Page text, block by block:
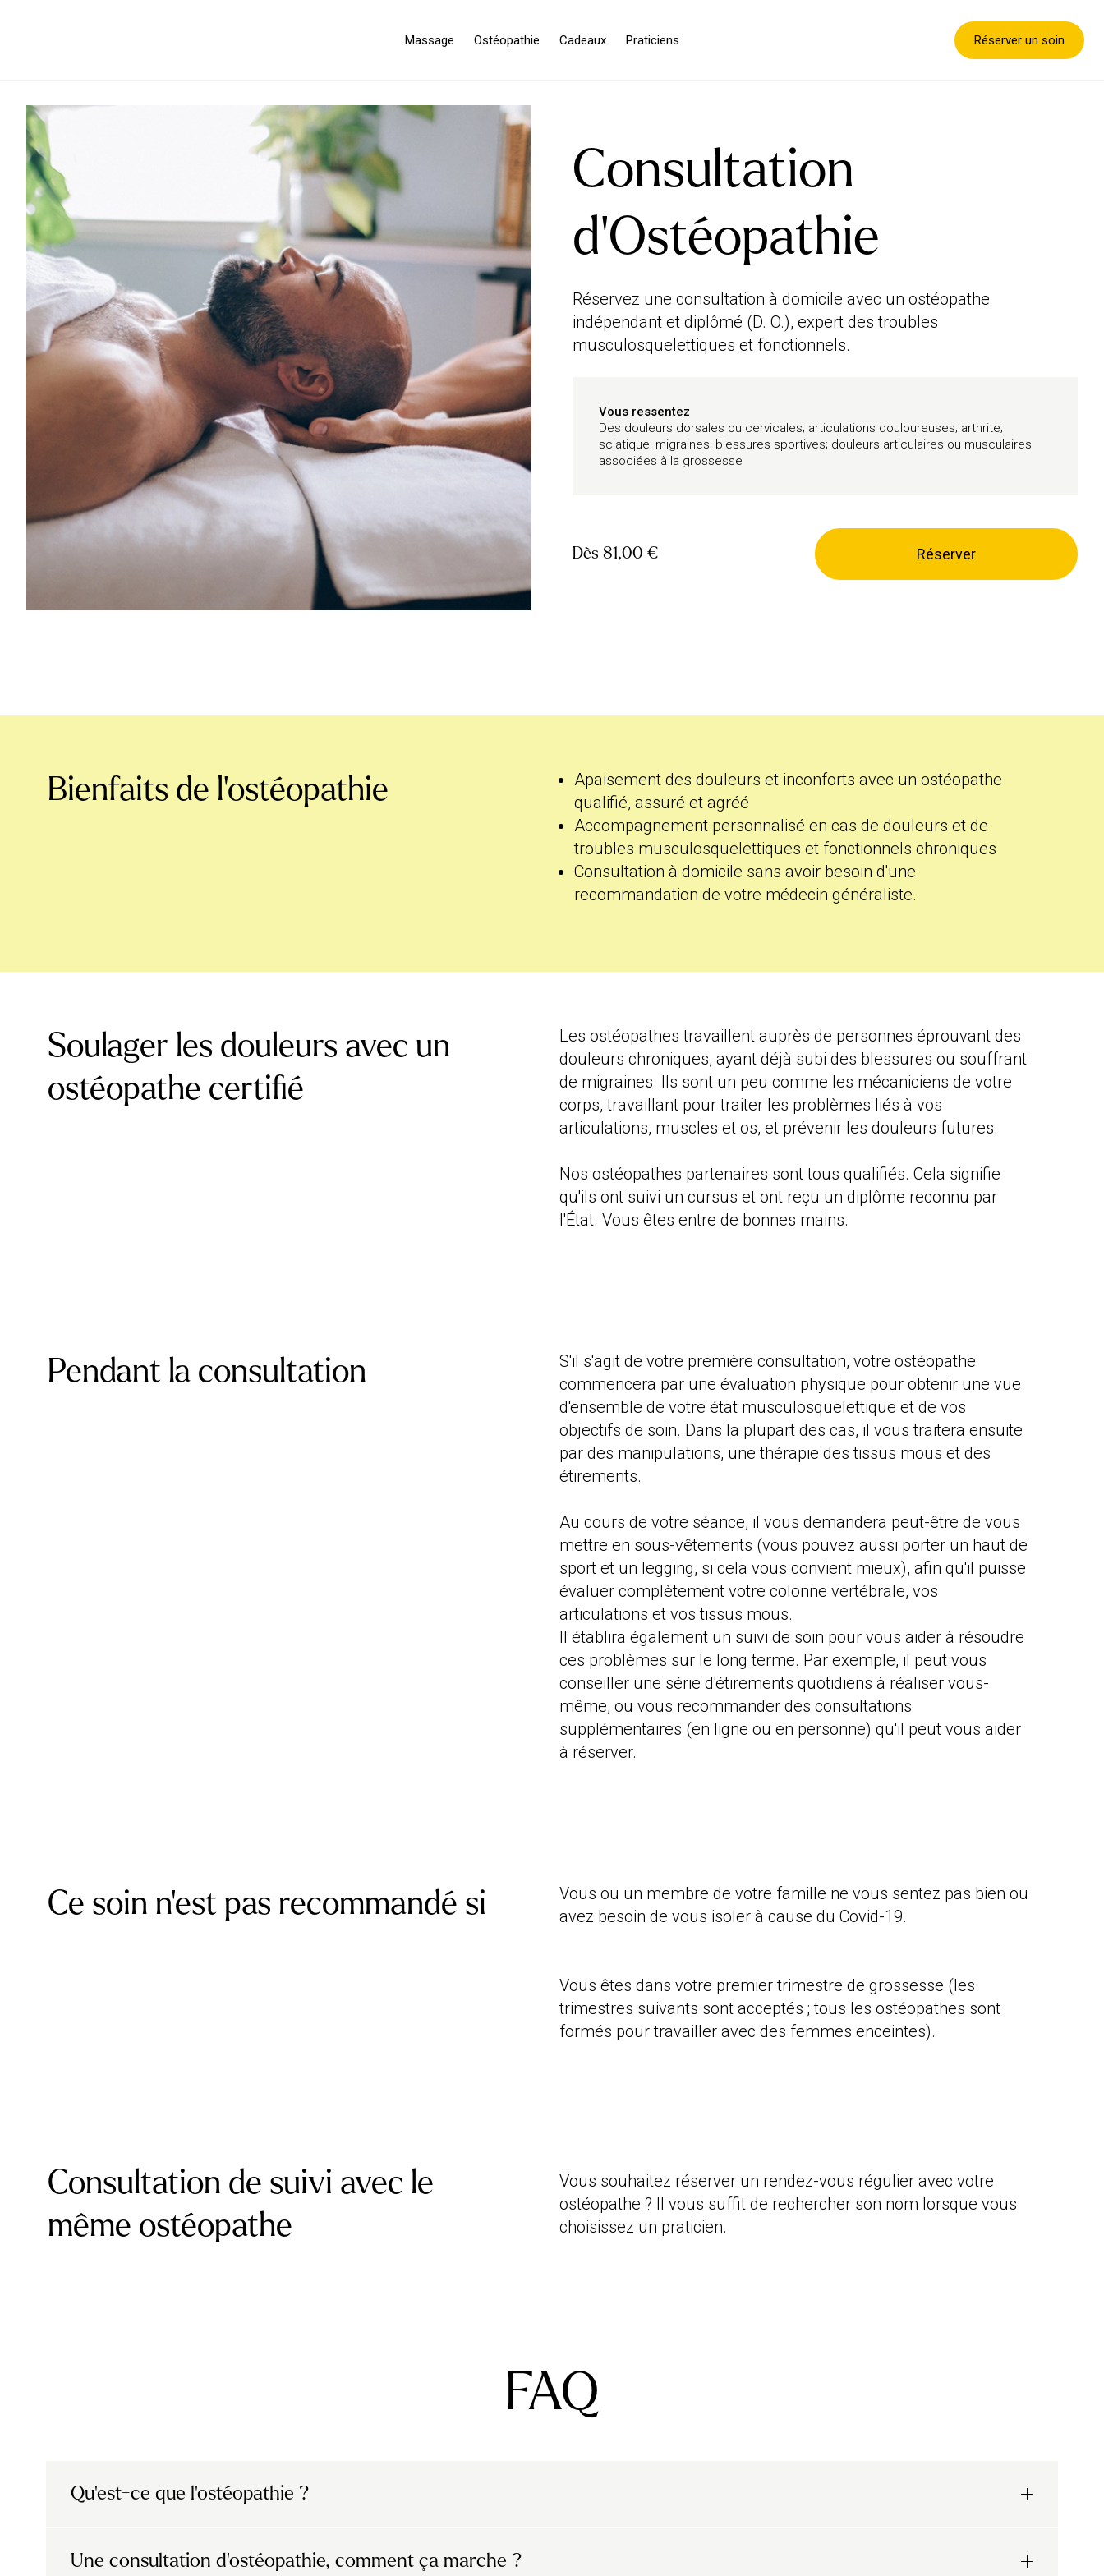
Massage Ostéopathie Cadeaux Praticiens Réserver un soin
Consultation
d'Ostéopathie
Réservez une consultation à domicile avec un ostéopathe
indépendant et diplômé (D. O.), expert des troubles
musculosquelettiques et fonctionnels.
Vous ressentez
Des douleurs dorsales ou cervicales; articulations douloureuses; arthrite;
sciatique; migraines; blessures sportives; douleurs articulaires ou musculaires
associées à la grossesse
Dès 81,00 € Réserver
Bienfaits de l'ostéopathie
Apaisement des douleurs et inconforts avec un ostéopathe
qualifié, assuré et agréé
Accompagnement personnalisé en cas de douleurs et de
troubles musculosquelettiques et fonctionnels chroniques
Consultation à domicile sans avoir besoin d'une
recommandation de votre médecin généraliste.
Soulager les douleurs avec un
ostéopathe certifié
Les ostéopathes travaillent auprès de personnes éprouvant des
douleurs chroniques, ayant déjà subi des blessures ou souffrant
de migraines. Ils sont un peu comme les mécaniciens de votre
corps, travaillant pour traiter les problèmes liés à vos
articulations, muscles et os, et prévenir les douleurs futures.
Nos ostéopathes partenaires sont tous qualifiés. Cela signifie
qu'ils ont suivi un cursus et ont reçu un diplôme reconnu par
l'État. Vous êtes entre de bonnes mains.
Pendant la consultation
S'il s'agit de votre première consultation, votre ostéopathe
commencera par une évaluation physique pour obtenir une vue
d'ensemble de votre état musculosquelettique et de vos
objectifs de soin. Dans la plupart des cas, il vous traitera ensuite
par des manipulations, une thérapie des tissus mous et des
étirements.
Au cours de votre séance, il vous demandera peut-être de vous
mettre en sous-vêtements (vous pouvez aussi porter un haut de
sport et un legging, si cela vous convient mieux), afin qu'il puisse
évaluer complètement votre colonne vertébrale, vos
articulations et vos tissus mous.
Il établira également un suivi de soin pour vous aider à résoudre
ces problèmes sur le long terme. Par exemple, il peut vous
conseiller une série d'étirements quotidiens à réaliser vous-
même, ou vous recommander des consultations
supplémentaires (en ligne ou en personne) qu'il peut vous aider
à réserver.
Ce soin n’est pas recommandé si
Vous ou un membre de votre famille ne vous sentez pas bien ou
avez besoin de vous isoler à cause du Covid-19.
Vous êtes dans votre premier trimestre de grossesse (les
trimestres suivants sont acceptés ; tous les ostéopathes sont
formés pour travailler avec des femmes enceintes).
Consultation de suivi avec le
même ostéopathe
Vous souhaitez réserver un rendez-vous régulier avec votre
ostéopathe ? Il vous suffit de rechercher son nom lorsque vous
choisissez un praticien.
FAQ
Qu’est-ce que l’ostéopathie ?
Cette spécialité fait partie des médecines dites “douces”, donc le but est de soulager et
Une consultation d'ostéopathie, comment ça marche ?